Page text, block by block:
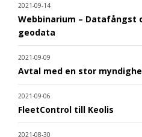
2021-09-14
Webbinarium – Datafångst
geodata
2021-09-09
Avtal med en stor
2021-09-06
FleetControl till Keolis
2021-08-30